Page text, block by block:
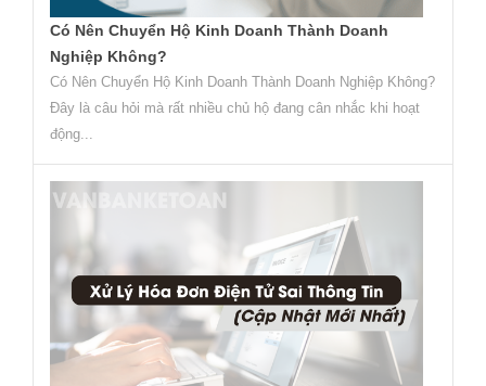
Có Nên Chuyển Hộ Kinh Doanh Thành Doanh
Nghiệp Không?
Có Nên Chuyển Hộ Kinh Doanh Thành Doanh Nghiệp Không?
Đây là câu hỏi mà rất nhiều chủ hộ đang cân nhắc khi hoạt
động...